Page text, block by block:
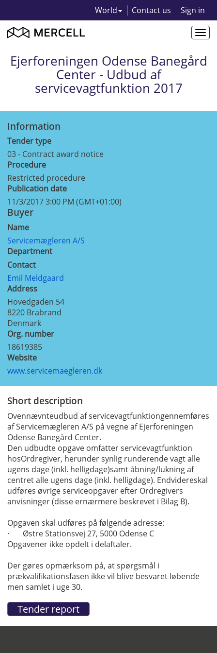
World Contact us Sign in
Ejerforeningen Odense Banegård
Center - Udbud af
servicevagtfunktion 2017
Information
Tender type
03 - Contract award notice
Procedure
Restricted procedure
Publication date
11/3/2017 3:00 PM (GMT+01:00)
Buyer
Name
Servicemægleren A/S
Department
Contact
Emil Meldgaard
Address
Hovedgaden 54
8220 Brabrand
Denmark
Org. number
18619385
Website
www.servicemaegleren.dk
Short description
Ovennævnteudbud af servicevagtfunktiongennemføres
af Servicemægleren A/S på vegne af Ejerforeningen
Odense Banegård Center.
Den udbudte opgave omfatter servicevagtfunktion
hosOrdregiver, herunder synlig runderende vagt alle
ugens dage (inkl. helligdage)samt åbning/lukning af
centret alle ugens dage (inkl. helligdage). Endvidereskal
udføres øvrige serviceopgaver efter Ordregivers
anvisninger (disse ernærmere beskrevet i Bilag B).
Opgaven skal udføres på følgende adresse:
· Østre Stationsvej 27, 5000 Odense C
Opgavener ikke opdelt i delaftaler.
Der gøres opmærksom på, at spørgsmål i
prækvalifikationsfasen ikke vil blive besvaret løbende
men samlet i uge 30.